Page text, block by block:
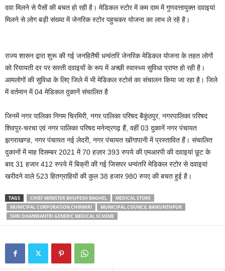
दवा मिलने से पैसों की बचत हो रही है। मेडिकल स्टोर में कम दाम में गुणवत्तायुक्त दवाइयां
मिलने से लोग बड़ी संख्या में जेनरिक स्टोर पहुचकर योजना का लाभ ले रहे है।
राज्य शासन द्वारा शुरू की गई जनहितैषी धन्वंतरि जेनरिक मेडिकल योजना के तहत लोगों
को रियायती दर पर सस्ती दवाइयों के रूप में अच्छी स्वास्थ्य सुविधा प्राप्त हो रही है।
आमलोगों की सुविधा के लिए जिले में भी मेडिकल स्टोर्स का संचालन किया जा रहा है। जिले
में वर्तमान में 04 मेडिकल दुकानें संचालित है
जिनमें नगर पालिका निगम चिरमिरी, नगर पालिका परिषद बैकुंठपुर, नगरपालिका परिषद
शिवपुर-चरचा एवं नगर पालिका परिषद मनेन्द्रगढ़ हैं, वहीं 03 दुकानें नगर पंचायत
झगराखण्ड, नगर पंचायत नई लेदरी, नगर पंचायत खोंगापानी में प्रस्तावित हैं। संचालित
दुकानों में माह दिसम्बर 2021 में 70 हज़ार 393 रुपये की एमआरपी की दवाइयां छूट के
बाद 31 हजार 412 रुपये में बिक्री की गई जिसपर धन्वंतरि मेडिकल स्टोर से दवाइयां
खरीदने वाले 523 हितग्राहियों की कुल 38 हजार 980 रुपए की बचत हुई है।
TAGS CHIEF MINISTER BHUPESH BAGHEL
MEDICAL STORE
MUNICIPAL CORPORATION CHIRMIRI
MUNICIPAL COUNCIL BAIKUNTHPUR
SHRI DHANWANTRI GENERIC MEDICAL SCHEME